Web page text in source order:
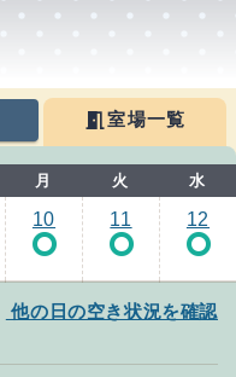
meeting_room室場一覧
月 火 水
10
trip_origin
11
trip_origin
12
trip_origin
他の日の空き状況を確認